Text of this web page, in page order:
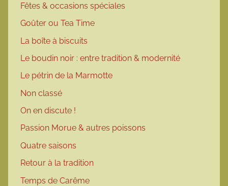
Fêtes & occasions spéciales
Goûter ou Tea Time
La boîte à biscuits
Le boudin noir : entre tradition & modernité
Le pétrin de la Marmotte
Non classé
On en discute !
Passion Morue & autres poissons
Quatre saisons
Retour à la tradition
Temps de Carême